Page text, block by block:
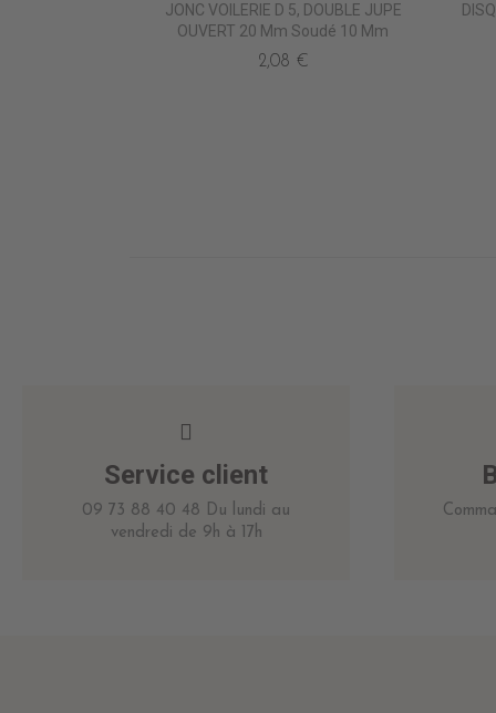
JONC VOILERIE D 5, DOUBLE JUPE
OUVERT 20 Mm Soudé 10 Mm
2,08 €
Service client
09 73 88 40 48 Du lundi au
vendredi de 9h à 17h